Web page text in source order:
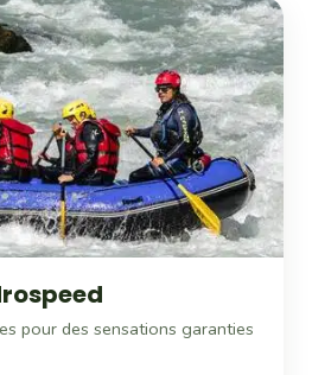
pour des sensations garanties